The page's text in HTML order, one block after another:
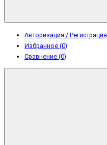
Авторизация / Регистрация
Избранное (0)
Сравнение (0)